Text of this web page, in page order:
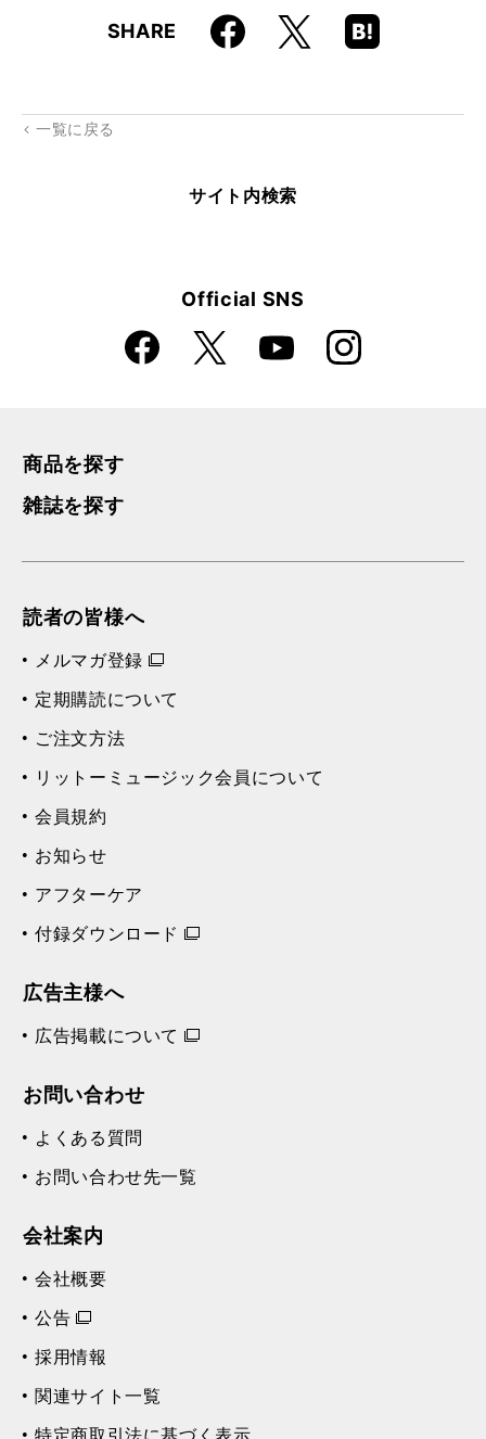
SHARE Faceboo
k
X
Hatena
Boo
一覧に戻る
サイト内検索
Official SNS
Faceboo
k
X YouTube Instagra
m
商品を探す
雑誌を探す
読者の皆様へ
メルマガ登録
定期購読について
ご注文方法
リットーミュージック会員について
会員規約
お知らせ
アフターケア
付録ダウンロード
広告主様へ
広告掲載について
お問い合わせ
よくある質問
お問い合わせ先一覧
会社案内
会社概要
公告
採用情報
関連サイト一覧